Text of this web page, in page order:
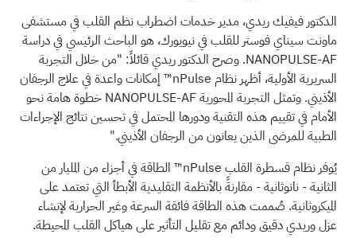
الدكتور فيفيك ريدي، مدير خدمات اضطراب نظم القلب في مستشفى
ماونت سيناي فوستر للقلب في نيويورك، هو الباحث الرئيسي في دراسة
NANOPULSE-AF. وصرح الدكتور ريدي قائلاً: "من خلال التجربة
السريرية الأولية، أظهر نظام nPulse™ إمكانات واعدة في علاج الرجفان
الأذيني. وتمثل التجربة المحورية NANOPULSE-AF خطوة هامة نحو
الأمام في تقييم هذه التقنية ودورها المحتمل في تحسين نتائج الإجراءات
الطبية للمرضى الذين يعانون من الرجفان الأذيني."
يُوفر نظام قسطرة القلب nPulse™ الطاقة في أجزاء من المليار من
الثانية - نانوثانية - مقارنةً بالأنظمة التقليدية الأبطأ التي تعتمد على
الميكروثانية. صُممت هذه الطاقة فائقة السرعة وغير الحرارية لإنشاء
عزل وريدي دقيق ودائم مع تقليل التأثير على هياكل القلب المحيطة.